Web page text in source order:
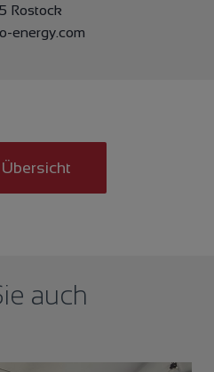
Rostock
energy.com
auch